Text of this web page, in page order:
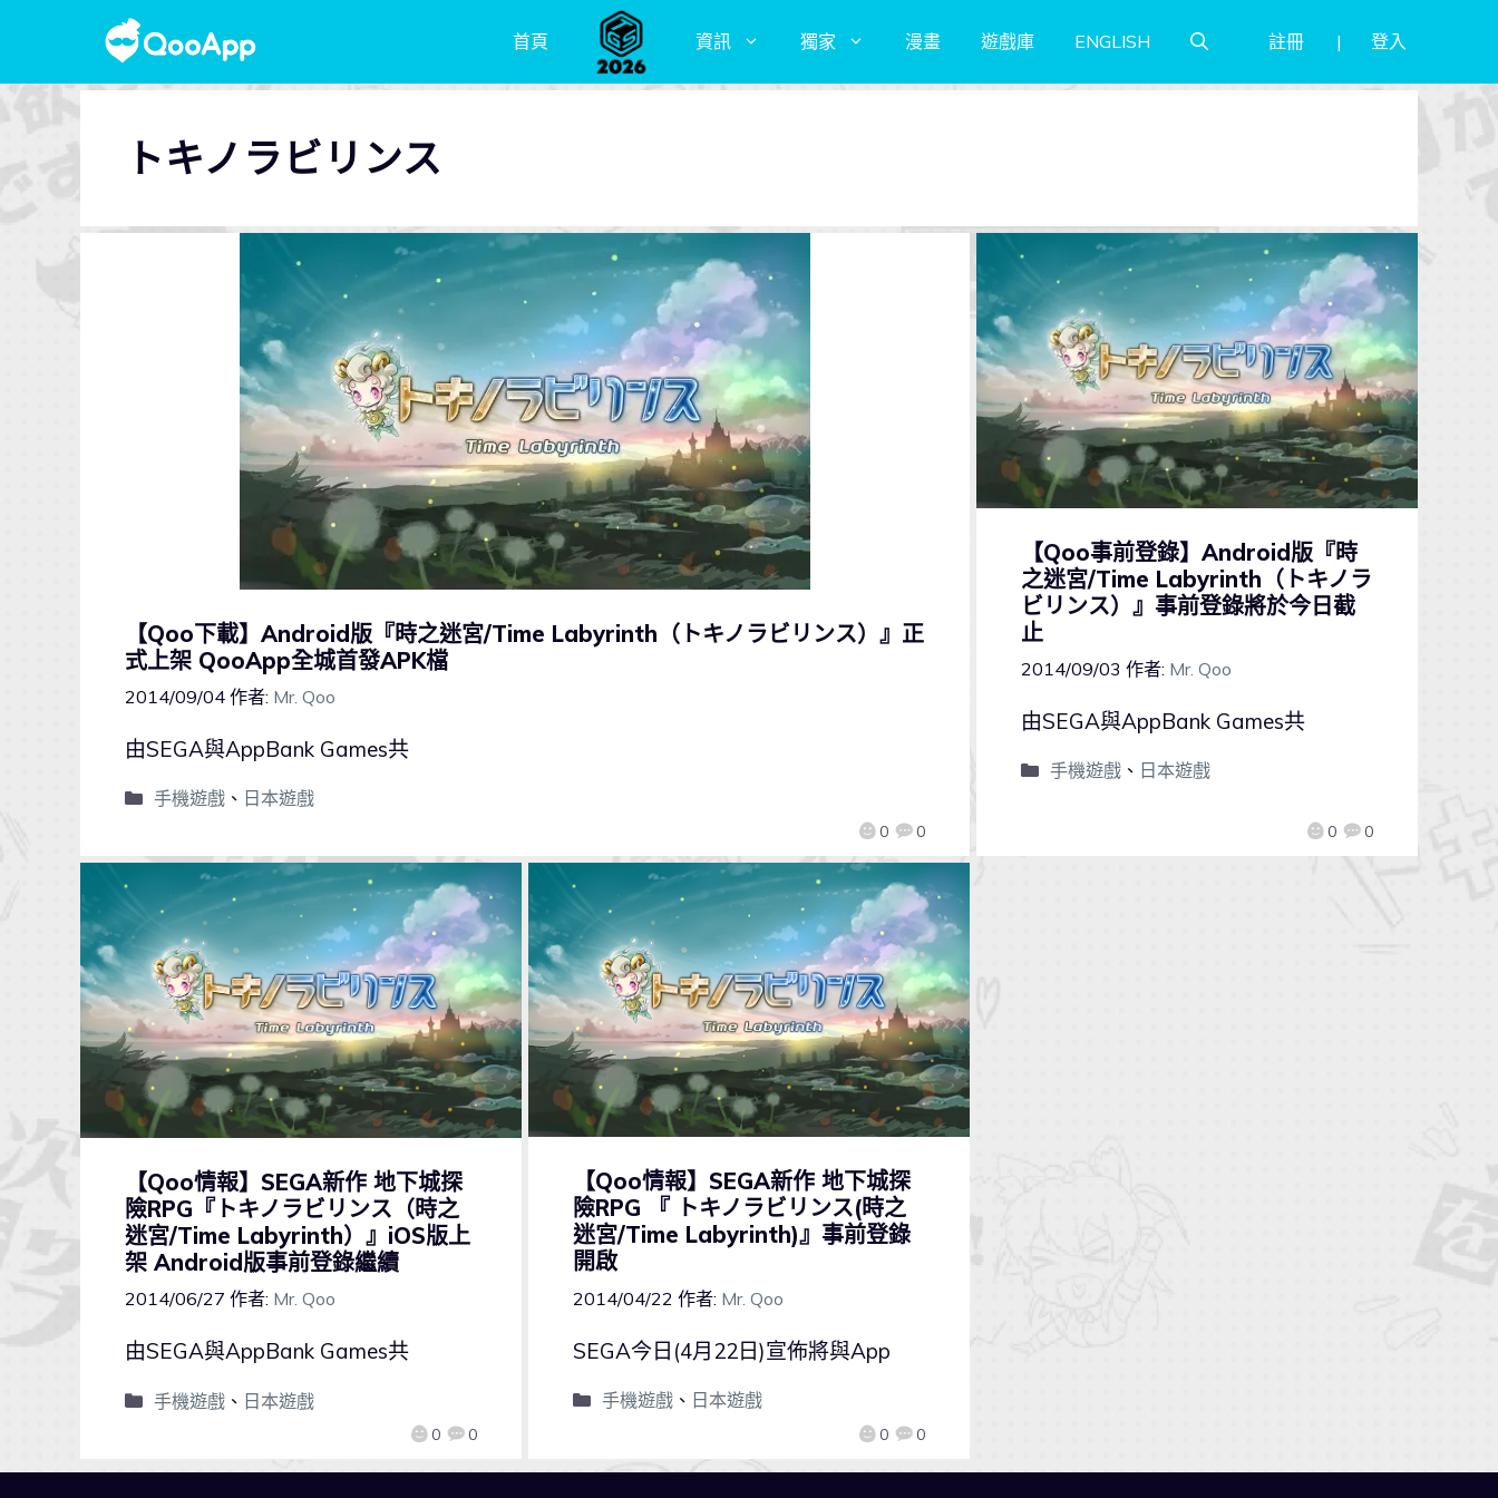
首頁 資訊 獨家 漫畫 遊戲庫 ENGLISH 註冊 登入
トキノラビリンス
【Qoo下載】Android版『時之迷宮/Time Labyrinth（トキノラビリンス）』正
式上架 QooApp全城首發APK檔
2014/09/04 作者: Mr. Qoo
0 0
由SEGA與AppBank Games共
手機遊戲、 日本遊戲
【Qoo事前登錄】Android版『時
之迷宮/Time Labyrinth（トキノラ
ビリンス）』事前登錄將於今日截
止
2014/09/03 作者: Mr. Qoo
0 0
由SEGA與AppBank Games共
手機遊戲、 日本遊戲
【Qoo情報】SEGA新作 地下城探
險RPG『トキノラビリンス（時之
迷宮/Time Labyrinth）』iOS版上
架 Android版事前登錄繼續
2014/06/27 作者: Mr. Qoo
0 0
由SEGA與AppBank Games共
手機遊戲、 日本遊戲
【Qoo情報】SEGA新作 地下城探
險RPG 『 トキノラビリンス(時之
迷宮/Time Labyrinth)』事前登錄
開啟
2014/04/22 作者: Mr. Qoo
0 0
SEGA今日(4月22日)宣佈將與App
手機遊戲、 日本遊戲